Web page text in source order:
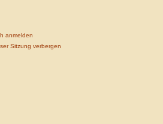
anmelden
Sitzung verbergen